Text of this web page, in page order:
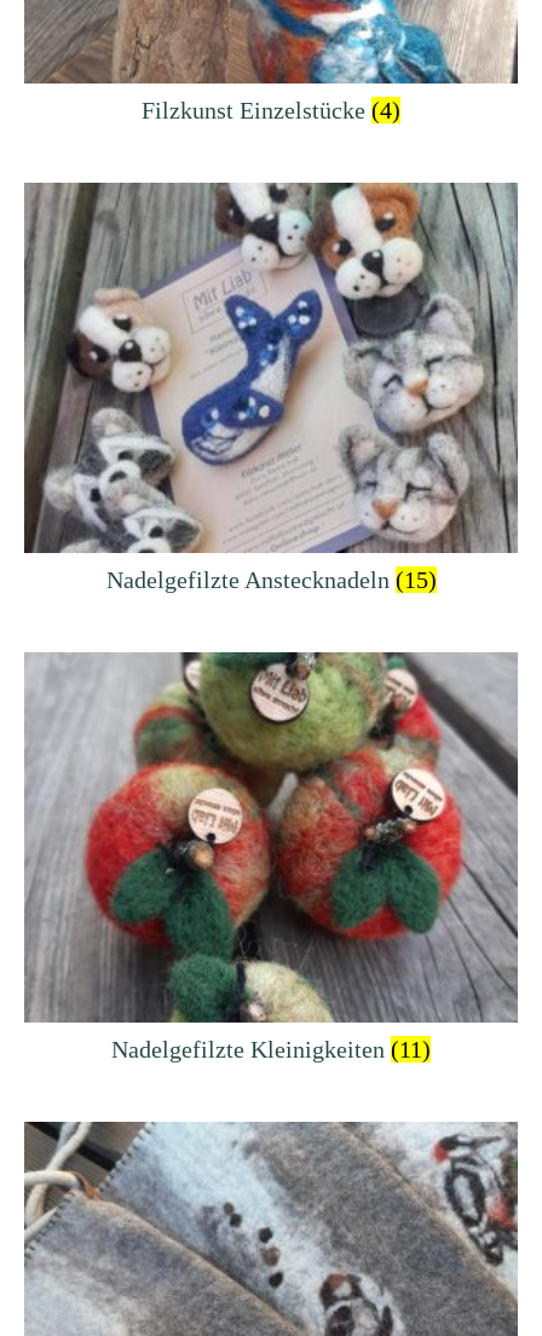
Filzkunst Einzelstücke (4)
Nadelgefilzte Anstecknadeln (15)
Nadelgefilzte Kleinigkeiten (11)